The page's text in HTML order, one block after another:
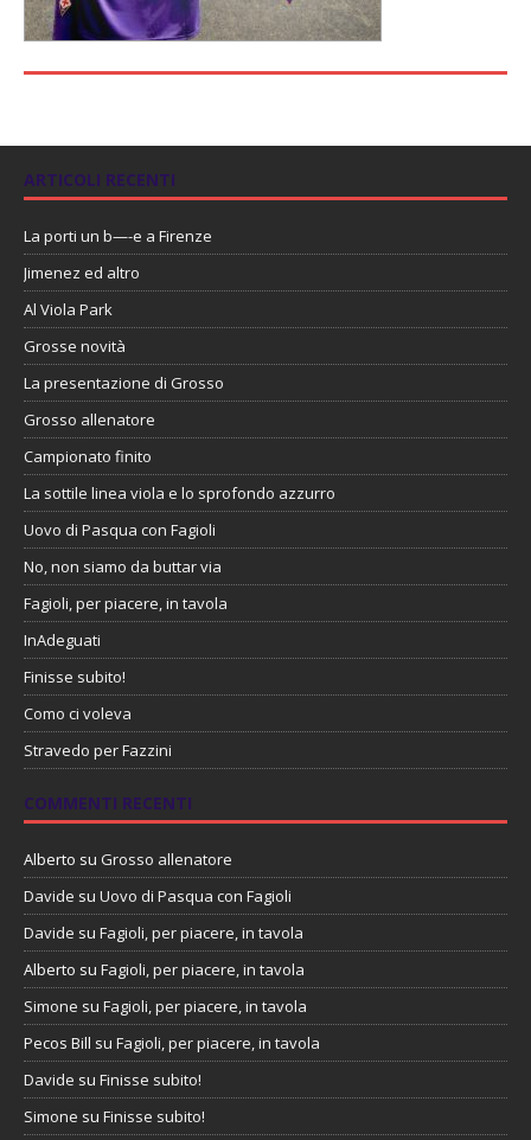
ARTICOLI RECENTI
La porti un b—-e a Firenze
Jimenez ed altro
Al Viola Park
Grosse novità
La presentazione di Grosso
Grosso allenatore
Campionato finito
La sottile linea viola e lo sprofondo azzurro
Uovo di Pasqua con Fagioli
No, non siamo da buttar via
Fagioli, per piacere, in tavola
InAdeguati
Finisse subito!
Como ci voleva
Stravedo per Fazzini
COMMENTI RECENTI
Alberto su Grosso allenatore
Davide su Uovo di Pasqua con Fagioli
Davide su Fagioli, per piacere, in tavola
Alberto su Fagioli, per piacere, in tavola
Simone su Fagioli, per piacere, in tavola
Pecos Bill su Fagioli, per piacere, in tavola
Davide su Finisse subito!
Simone su Finisse subito!